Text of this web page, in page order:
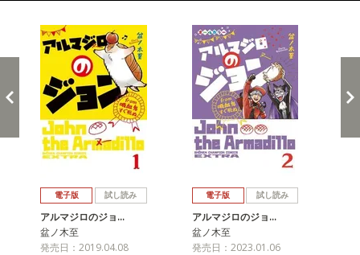
電子版 試し読み
アルマジロのジョ…
盆ノ木至
発売日：2019.04.08
電子版 試し読み
アルマジロのジョ…
盆ノ木至
発売日：2023.01.06